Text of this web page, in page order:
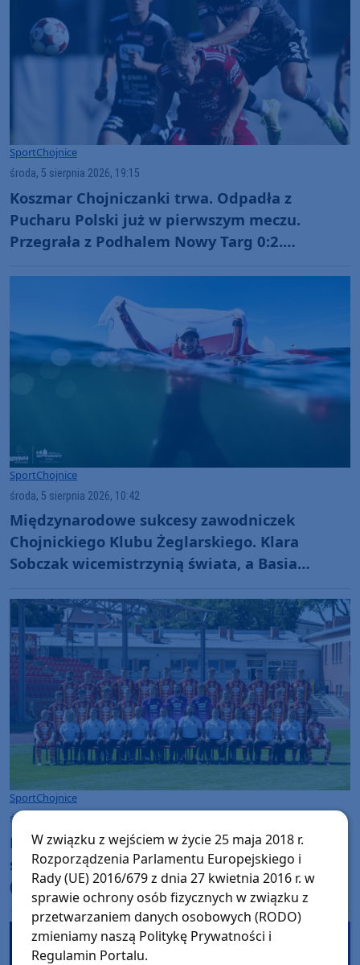
SportChojnice
środa, 5 sierpnia 2026, 19:15
Koszmar Chojniczanki trwa. Odpadła z
Pucharu Polski już w pierwszym meczu.
Przegrała z Podhalem Nowy Targ 0:2.
SportChojnice
środa, 5 sierpnia 2026, 10:42
Międzynarodowe sukcesy zawodniczek
Chojnickiego Klubu Żeglarskiego. Klara
Sobczak wicemistrzynią świata, a Basia
wynik"
SportChojnice
środa, 5 sierpnia 2026, 07:25
Po nokaucie w Nowym Sączu, Chojniczanka
spróbuje się podnieść w Nowym Targu. Dziś
(5.08) mecz z Podhalem w Pucharze Polski
W związku z wejściem w życie 25 maja 2018 r.
Rozporządzenia Parlamentu Europejskiego i
Rady (UE) 2016/679 z dnia 27 kwietnia 2016 r. w
sprawie ochrony osób fizycznych w związku z
przetwarzaniem danych osobowych (RODO)
zmieniamy naszą Politykę Prywatności i
Regulamin Portalu.